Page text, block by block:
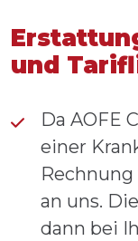
und
Da AOFE
einer
an uns.
dann bei